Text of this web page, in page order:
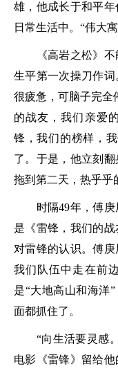
雄，他成长于和平
日常生活中。“伟大
《高岩之松》不
生平第一次操刀作
很疲惫，可脑子完全
的战友，我们亲爱
锋，我们的榜样，
了。于是，他立刻
拖到第二天，热乎乎
时隔49年，傅庚
是《雷锋，我们的
对雷锋的认识。傅
我们队伍中走在前
是“大地高山和海洋
面都抓住了。
“向生活要灵感。
电影《雷锋》留给